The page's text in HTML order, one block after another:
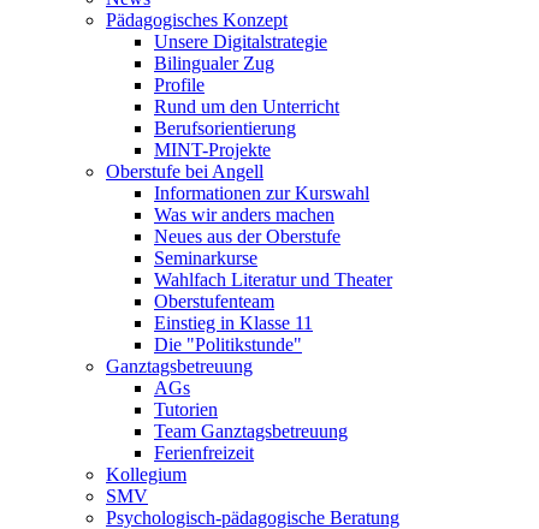
Pädagogisches Konzept
Unsere Digitalstrategie
Bilingualer Zug
Profile
Rund um den Unterricht
Berufsorientierung
MINT-Projekte
Oberstufe bei Angell
Informationen zur Kurswahl
Was wir anders machen
Neues aus der Oberstufe
Seminarkurse
Wahlfach Literatur und Theater
Oberstufenteam
Einstieg in Klasse 11
Die "Politikstunde"
Ganztagsbetreuung
AGs
Tutorien
Team Ganztagsbetreuung
Ferienfreizeit
Kollegium
SMV
Psychologisch-pädagogische Beratung